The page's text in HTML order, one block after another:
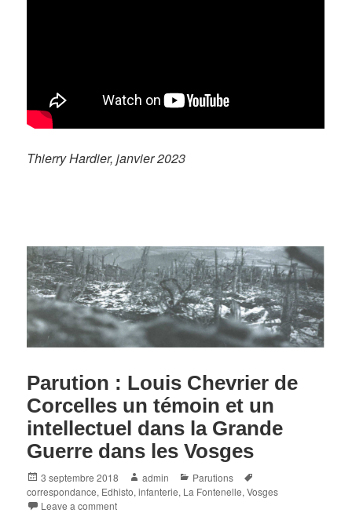
Thierry Hardier, janvier 2023
Parution : Louis Chevrier de
Corcelles un témoin et un
intellectuel dans la Grande
Guerre dans les Vosges
Posted
on
3 septembre 2018 Author
admin Categories
Parutions
correspondance, Edhisto,infanterie, La Fontenelle,Vosges
Leave a comment